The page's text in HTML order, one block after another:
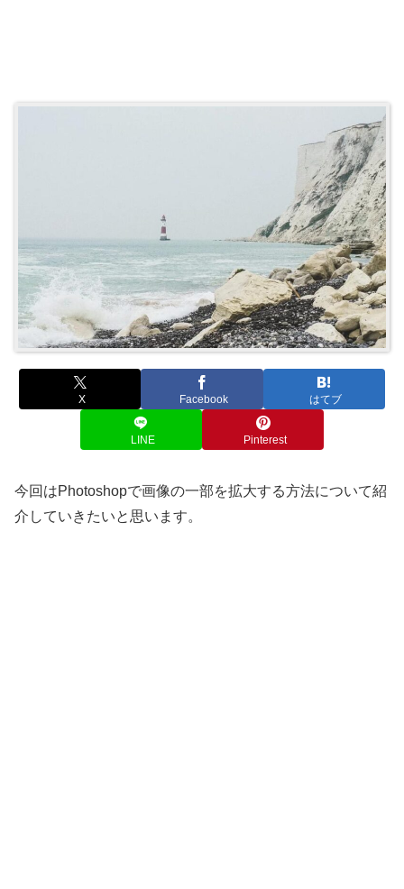
X Facebook はてブ
LINE Pinterest
今回はPhotoshopで画像の一部を拡大する方法について紹
介していきたいと思います。